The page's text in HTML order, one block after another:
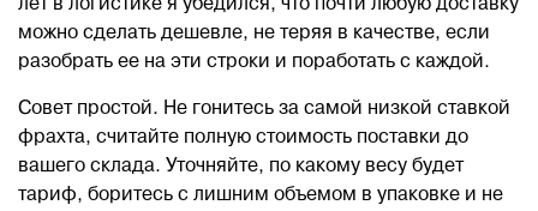
лет в логистике я убедился, что почти любую доставку
можно сделать дешевле, не теряя в качестве, если
разобрать ее на эти строки и поработать с каждой.
Совет простой. Не гонитесь за самой низкой ставкой
фрахта, считайте полную стоимость поставки до
вашего склада. Уточняйте, по какому весу будет
тариф, боритесь с лишним объемом в упаковке и не